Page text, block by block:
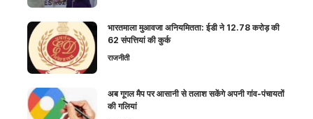
भारतमाला मुआवजा अनियमितता: ईडी ने 12.78 करोड़ की
62 संपत्तियां की कुर्क
राजनीती
अब गूगल मैप पर आसानी से तलाश सकेंगे अपनी गांव-पंचायतों
की गलियां